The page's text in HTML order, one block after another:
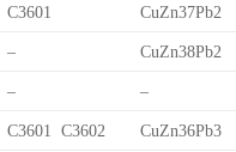
C3601 CuZn37Pb2
– CuZn38Pb2
– –
C3601 C3602 CuZn36Pb3